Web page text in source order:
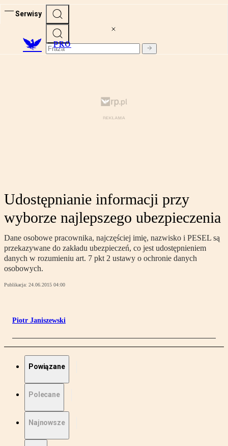
Serwisy
PRO
Udostępnianie informacji przy
wyborze najlepszego ubezpieczenia
Dane osobowe pracownika, najczęściej imię, nazwisko i PESEL są
przekazywane do zakładu ubezpieczeń, co jest udostępnieniem
danych w rozumieniu art. 7 pkt 2 ustawy o ochronie danych
osobowych.
Publikacja: 24.06.2015 04:00
Piotr Janiszewski
Powiązane
Polecane
Najnowsze